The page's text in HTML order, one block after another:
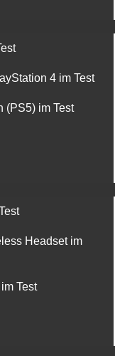
4 im Test
(PS5) im Test
Headset im
Test